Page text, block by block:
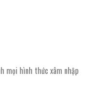
mọi hình thức xâm nhập